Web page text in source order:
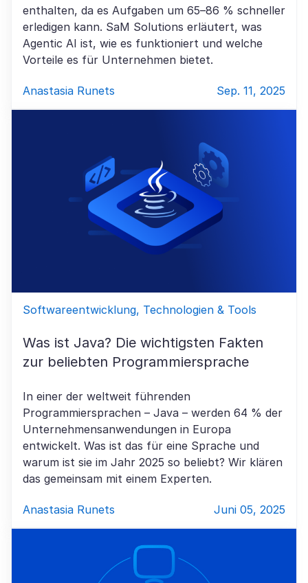
enthalten, da es Aufgaben um 65–86 % schneller
erledigen kann. SaM Solutions erläutert, was
Agentic AI ist, wie es funktioniert und welche
Vorteile es für Unternehmen bietet.
Anastasia Runets Sep. 11, 2025
Softwareentwicklung, Technologien & Tools
Was ist Java? Die wichtigsten Fakten
zur beliebten Programmiersprache
In einer der weltweit führenden
Programmiersprachen – Java – werden 64 % der
Unternehmensanwendungen in Europa
entwickelt. Was ist das für eine Sprache und
warum ist sie im Jahr 2025 so beliebt? Wir klären
das gemeinsam mit einem Experten.
Anastasia Runets Juni 05, 2025